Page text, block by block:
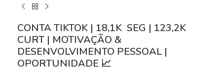
CONTA TIKTOK | 18,1K SEG | 123,2K
CURT | MOTIVAÇÃO &
DESENVOLVIMENTO PESSOAL |
OPORTUNIDADE 📈